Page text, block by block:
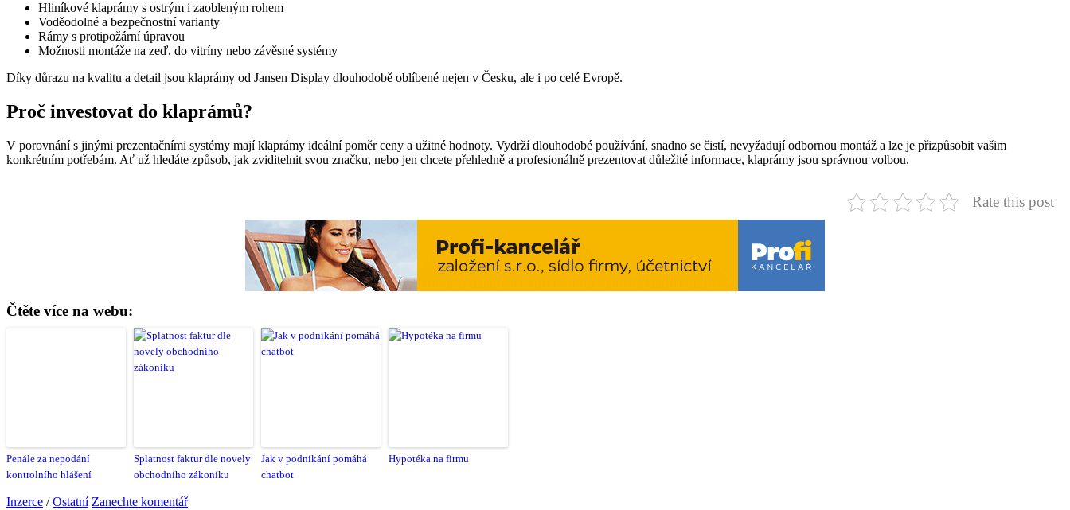
Hliníkové klaprámy s ostrým i zaobleným rohem
Voděodolné a bezpečnostní varianty
Rámy s protipožární úpravou
Možnosti montáže na zeď, do vitríny nebo závěsné systémy
Díky důrazu na kvalitu a detail jsou klaprámy od Jansen Display dlouhodobě oblíbené nejen v Česku, ale i po celé Evropě.
Proč investovat do klaprámů?
V porovnání s jinými prezentačními systémy mají klaprámy ideální poměr ceny a užitné hodnoty. Vydrží dlouhodobé používání, snadno se čistí, nevyžadují odbornou montáž a lze je přizpůsobit vašim
konkrétním potřebám. Ať už hledáte způsob, jak zviditelnit svou značku, nebo jen chcete přehledně a profesionálně prezentovat důležité informace, klaprámy jsou správnou volbou.
Rate this post
Čtěte více na webu:
Penále za nepodání
kontrolního hlášení
Splatnost faktur dle novely
obchodního zákoníku
Jak v podnikání pomáhá
chatbot
Hypotéka na firmu
Inzerce /Ostatní Zanechte komentář